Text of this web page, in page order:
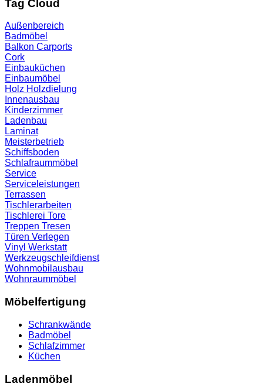
Tag Cloud
Außenbereich
Badmöbel
Balkon Carports
Cork
Einbauküchen
Einbaumöbel
Holz Holzdielung
Innenausbau
Kinderzimmer
Ladenbau
Laminat
Meisterbetrieb
Schiffsboden
Schlafraummöbel
Service
Serviceleistungen
Terrassen
Tischlerarbeiten
Tischlerei Tore
Treppen Tresen
Türen Verlegen
Vinyl Werkstatt
Werkzeugschleifdienst
Wohnmobilausbau
Wohnraummöbel
Möbelfertigung
Schrankwände
Badmöbel
Schlafzimmer
Küchen
Ladenmöbel